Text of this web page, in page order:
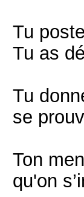
Tu
Tu as
Tu
se
Ton
qu'on